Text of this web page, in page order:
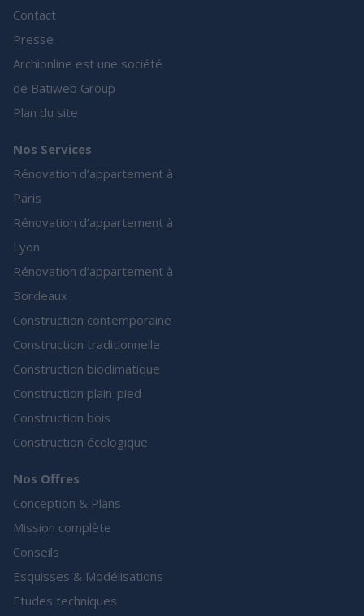
Contact
Presse
Archionline est une société
de Batiweb Group
Plan du site
Nos Services
Rénovation d’appartement à
Paris
Rénovation d’appartement à
Lyon
Rénovation d’appartement à
Bordeaux
Construction contemporaine
Construction traditionnelle
Construction bioclimatique
Construction plain-pied
Construction bois
Construction écologique
Nos Offres
Conception & Plans
Mission complète
Conseils
Esquisses & Modélisations
Etudes techniques